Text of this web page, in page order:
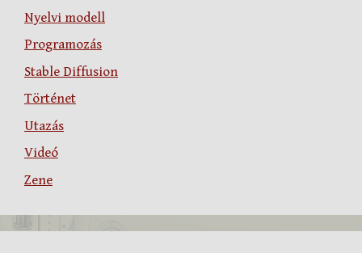
Nyelvi modell
Programozás
Stable Diffusion
Történet
Utazás
Videó
Zene